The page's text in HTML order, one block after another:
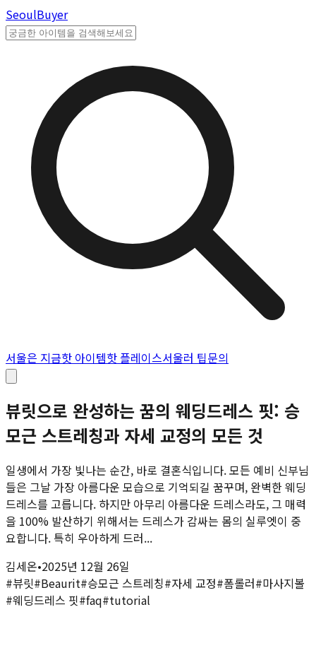
SeoulBuyer
서울은 지금핫 아이템핫 플레이스서울러 팁문의
뷰릿으로 완성하는 꿈의 웨딩드레스 핏: 승
모근 스트레칭과 자세 교정의 모든 것
일생에서 가장 빛나는 순간, 바로 결혼식입니다. 모든 예비 신부님
들은 그날 가장 아름다운 모습으로 기억되길 꿈꾸며, 완벽한 웨딩
드레스를 고릅니다. 하지만 아무리 아름다운 드레스라도, 그 매력
을 100% 발산하기 위해서는 드레스가 감싸는 몸의 실루엣이 중
요합니다. 특히 우아하게 드러...
김세온•2025년 12월 26일
#뷰릿#Beaurit#승모근 스트레칭#자세 교정#폼롤러#마사지볼
#웨딩드레스 핏#faq#tutorial